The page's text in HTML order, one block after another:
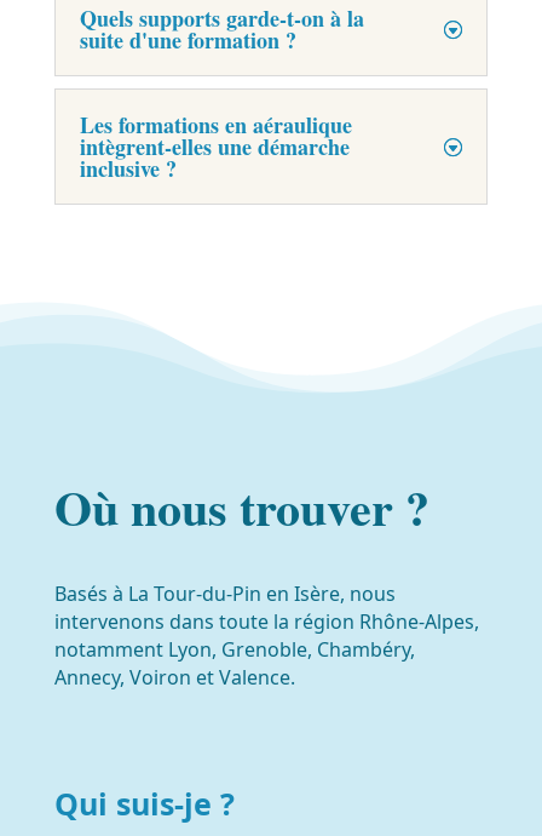
Quels supports garde-t-on à la
suite d'une formation ?
Les formations en aéraulique
intègrent-elles une démarche
inclusive ?
Où nous trouver ?
Basés à La Tour-du-Pin en Isère, nous
intervenons dans toute la région Rhône-Alpes,
notamment Lyon, Grenoble, Chambéry,
Annecy, Voiron et Valence.
Qui suis-je ?